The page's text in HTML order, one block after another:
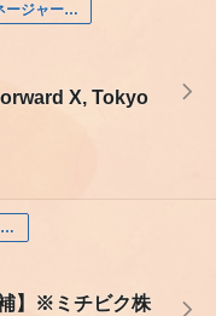
マネージャー（エンジニア）
X, Tokyo
マネージャー（エンジニア）
】※ミチビク株